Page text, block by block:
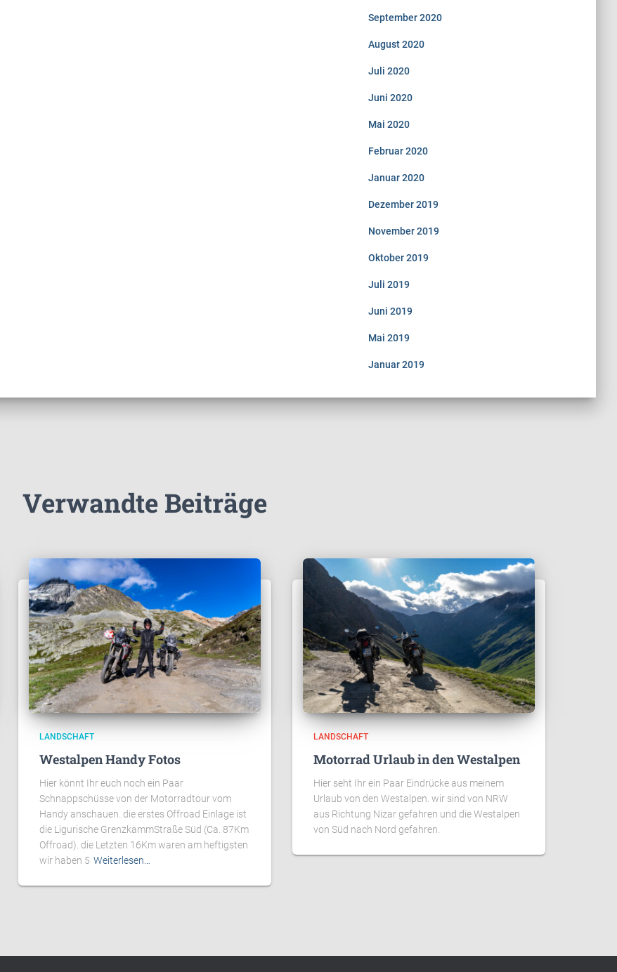
September 2020
August 2020
Juli 2020
Juni 2020
Mai 2020
Februar 2020
Januar 2020
Dezember 2019
November 2019
Oktober 2019
Juli 2019
Juni 2019
Mai 2019
Januar 2019
Verwandte Beiträge
LANDSCHAFT
Westalpen Handy Fotos
Hier könnt Ihr euch noch ein Paar
Schnappschüsse von der Motorradtour vom
Handy anschauen. die erstes Offroad Einlage ist
die Ligurische GrenzkammStraße Süd (Ca. 87Km
Offroad). die Letzten 16Km waren am heftigsten
wir haben 5 Weiterlesen…
LANDSCHAFT
Motorrad Urlaub in den Westalpen
Hier seht Ihr ein Paar Eindrücke aus meinem
Urlaub von den Westalpen. wir sind von NRW
aus Richtung Nizar gefahren und die Westalpen
von Süd nach Nord gefahren.